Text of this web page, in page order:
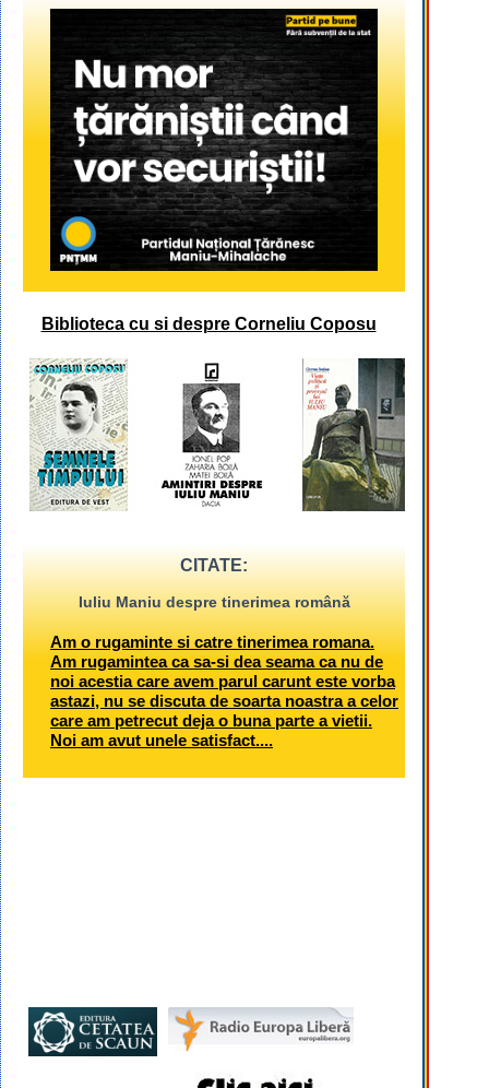
Biblioteca cu si despre Corneliu Coposu
CITATE:
Iuliu Maniu despre tinerimea română
Am o rugaminte si catre tinerimea romana.
Am rugamintea ca sa-si dea seama ca nu de
noi acestia care avem parul carunt este vorba
astazi, nu se discuta de soarta noastra a celor
care am petrecut deja o buna parte a vietii.
Noi am avut unele satisfact....